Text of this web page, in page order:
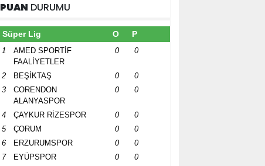
PUAN DURUMU
Süper Lig O P
1
AMED SPORTİF
FAALİYETLER
0 0
2 BEŞİKTAŞ 0
0
3
CORENDON
ALANYASPOR
0 0
4 ÇAYKUR RİZESPOR 0
0
5
ÇORUM 0
0
6
ERZURUMSPOR 0
0
7
EYÜPSPOR 0
0